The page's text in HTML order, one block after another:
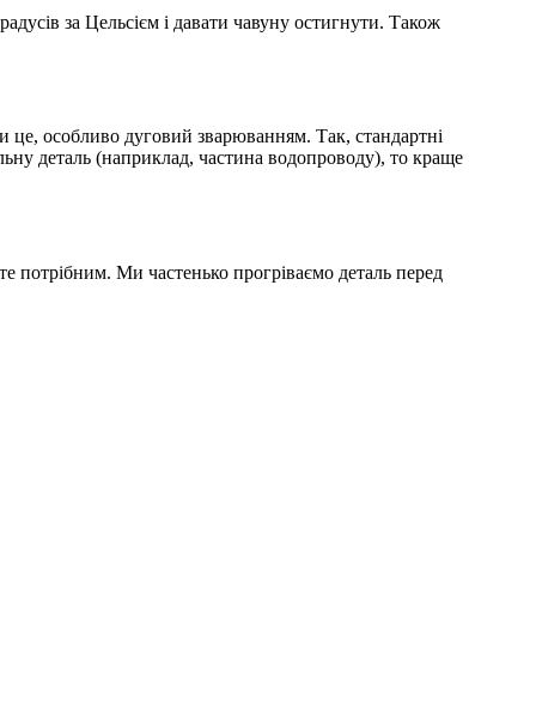
за Цельсієм і давати чавуну остигнути. Також
особливо дуговий зварюванням. Так, стандартні
деталь (наприклад, частина водопроводу), то краще
потрібним. Ми частенько прогріваємо деталь перед